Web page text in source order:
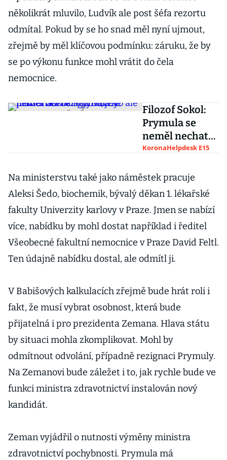
několikrát mluvilo, Ludvík ale post šéfa rezortu
odmítal. Pokud by se ho snad měl nyní ujmout,
zřejmě by měl klíčovou podmínku: záruku, že by
se po výkonu funkce mohl vrátit do čela
nemocnice.
Filozof Sokol:
Prymula se
neměl nechat
chytit, je to ale
rezignovat by
neměl
KoronaHelpdesk E15
Na ministerstvu také jako náměstek pracuje
Aleksi Šedo, biochemik, bývalý děkan 1. lékařské
fakulty Univerzity karlovy v Praze. Jmen se nabízí
více, nabídku by mohl dostat například i ředitel
Všeobecné fakultní nemocnice v Praze David Feltl.
Ten údajně nabídku dostal, ale odmítl ji.
V Babišových kalkulacích zřejmě bude hrát roli i
fakt, že musí vybrat osobnost, která bude
přijatelná i pro prezidenta Zemana. Hlava státu
by situaci mohla zkomplikovat. Mohl by
odmítnout odvolání, případně rezignaci Prymuly.
Na Zemanovi bude záležet i to, jak rychle bude ve
funkci ministra zdravotnictví instalován nový
kandidát.
Zeman vyjádřil o nutnosti výměny ministra
zdravotnictví pochybnosti. Prymula má